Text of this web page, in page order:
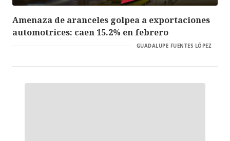
Amenaza de aranceles golpea a exportaciones
automotrices: caen 15.2% en febrero
GUADALUPE FUENTES LÓPEZ